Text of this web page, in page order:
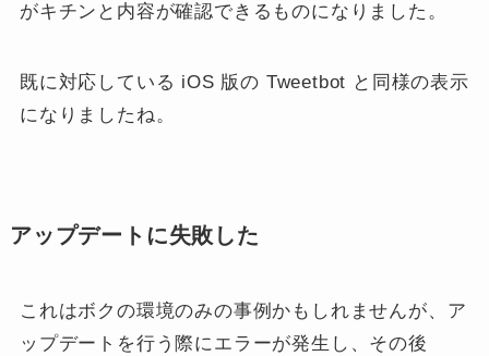
がキチンと内容が確認できるものになりました。
既に対応している iOS 版の Tweetbot と同様の表示
になりましたね。
アップデートに失敗した
これはボクの環境のみの事例かもしれませんが、ア
ップデートを行う際にエラーが発生し、その後